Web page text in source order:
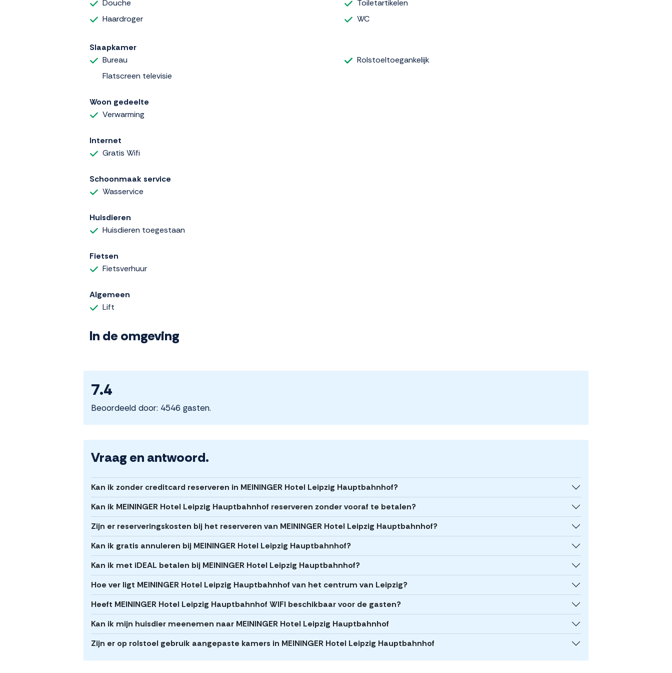
Douche
Haardroger
Toiletartikelen
WC
Slaapkamer
Bureau
Flatscreen televisie
Rolstoeltoegankelijk
Woon gedeelte
Verwarming
Internet
Gratis Wifi
Schoonmaak service
Wasservice
Huisdieren
Huisdieren toegestaan
Fietsen
Fietsverhuur
Algemeen
Lift
In de omgeving
7.4
Beoordeeld door: 4546 gasten.
Vraag en antwoord.
Kan ik zonder creditcard reserveren in MEININGER Hotel Leipzig Hauptbahnhof?
Kan ik MEININGER Hotel Leipzig Hauptbahnhof reserveren zonder vooraf te betalen?
Zijn er reserveringskosten bij het reserveren van MEININGER Hotel Leipzig Hauptbahnhof?
Kan ik gratis annuleren bij MEININGER Hotel Leipzig Hauptbahnhof?
Kan ik met iDEAL betalen bij MEININGER Hotel Leipzig Hauptbahnhof?
Hoe ver ligt MEININGER Hotel Leipzig Hauptbahnhof van het centrum van Leipzig?
Heeft MEININGER Hotel Leipzig Hauptbahnhof WIFI beschikbaar voor de gasten?
Kan ik mijn huisdier meenemen naar MEININGER Hotel Leipzig Hauptbahnhof
Zijn er op rolstoel gebruik aangepaste kamers in MEININGER Hotel Leipzig Hauptbahnhof